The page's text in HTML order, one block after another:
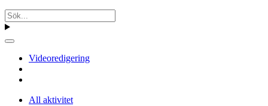
Videoredigering
All aktivitet